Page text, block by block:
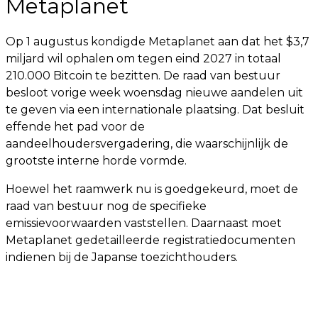
Metaplanet
Op 1 augustus kondigde Metaplanet aan dat het $3,7
miljard wil ophalen om tegen eind 2027 in totaal
210.000 Bitcoin te bezitten. De raad van bestuur
besloot vorige week woensdag nieuwe aandelen uit
te geven via een internationale plaatsing. Dat besluit
effende het pad voor de
aandeelhoudersvergadering, die waarschijnlijk de
grootste interne horde vormde.
Hoewel het raamwerk nu is goedgekeurd, moet de
raad van bestuur nog de specifieke
emissievoorwaarden vaststellen. Daarnaast moet
Metaplanet gedetailleerde registratiedocumenten
indienen bij de Japanse toezichthouders.